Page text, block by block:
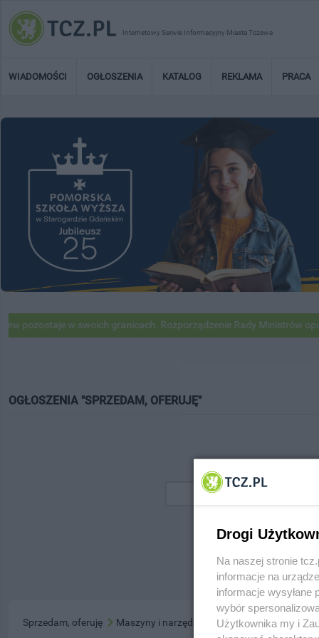
Internetowy Serwis Informacyjny Miasta Tczewa
WIADOMOŚCI OGŁOSZENIA KATALOG REKLAMA PRACA
pozostaje w swoich granicach. Rozporządzenie Rady Ministrów
OGŁOSZENIA "SPRZEDAM, OFERUJĘ"
Sprzedam, oferuję Maszyny i narzędzia
Drogi
Na naszej stronie
informacje na
informacje wysyłane
wybór
Użytkownika my i